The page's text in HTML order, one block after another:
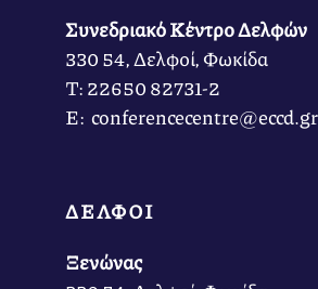
Συνεδριακό Κέντρο Δελφών
330 54, Δελφοί, Φωκίδα
Τ: 22650 82731-2
Ε: conferencecentre@eccd.gr
ΔΕΛΦΟΙ
Ξενώνας